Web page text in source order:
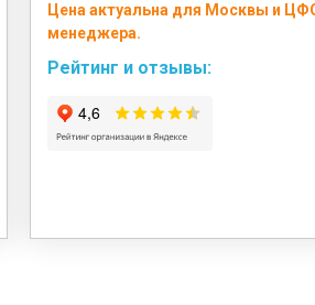
Цена актуальна для Москвы и
менеджера.
Рейтинг и отзывы: